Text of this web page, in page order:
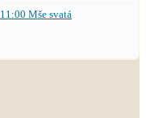
11:00 Mše svatá